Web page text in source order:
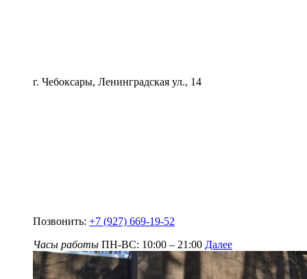
г. Чебоксары, Ленинградская ул., 14
Позвонить: +7 (927) 669-19-52
Часы работы ПН-ВС: 10:00 – 21:00 Далее